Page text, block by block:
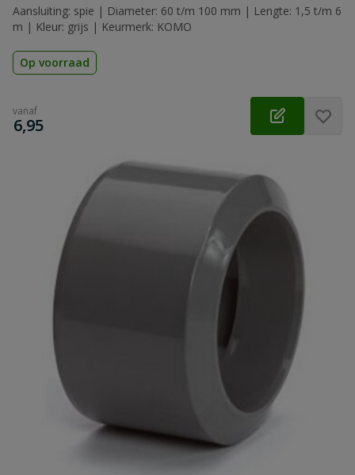
Aansluiting: spie | Diameter: 60 t/m 100 mm | Lengte: 1,5 t/m 6
m | Kleur: grijs | Keurmerk: KOMO
Op voorraad
vanaf
€
6,95